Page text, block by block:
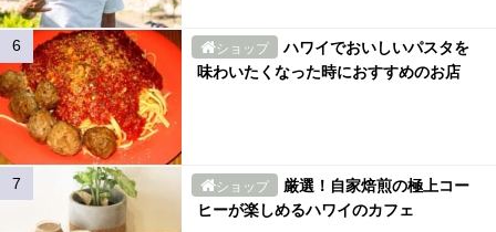
ショップ
ハワイでおいしいパスタを
味わいたくなった時におすすめのお店
ショップ
厳選！自家焙煎の極上コー
ヒーが楽しめるハワイのカフェ